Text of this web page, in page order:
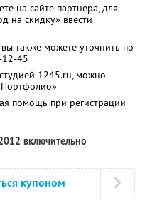
на сайте партнера, для
на скидку» ввести
также можете уточнить по
12-45
1245.ru, можно
помощь при регистрации
включительно
купоном